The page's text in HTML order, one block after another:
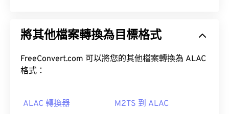
將其他檔案轉換為目標格式
FreeConvert.com 可以將您的其他檔案轉換為 ALAC
格式：
ALAC 轉換器 M2TS 到 ALAC